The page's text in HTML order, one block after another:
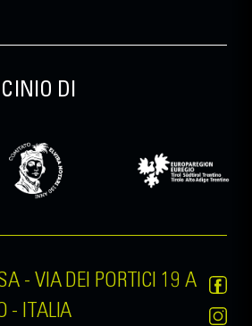
DI
- VIA DEI PORTICI 19 A
- ITALIA